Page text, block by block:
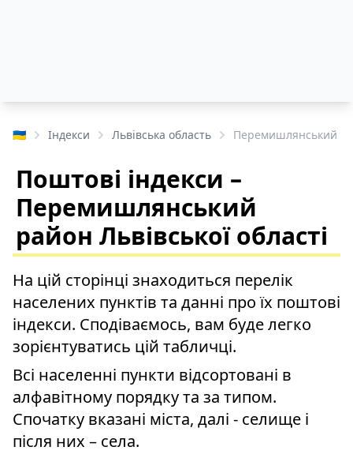
🇺🇦 Індекси Львівська область Перемишлянський
Поштові індекси –
Перемишлянський
район Львівської області
На цій сторінці знаходиться перелік
населених пунктів та данні про їх поштові
індекси. Сподіваємось, вам буде легко
зорієнтуватись цій табличці.
Всі населенні пункти відсортовані в
алфавітному порядку та за типом.
Спочатку вказані міста, далі - селище і
після них – села.